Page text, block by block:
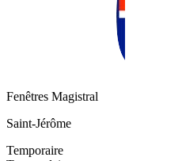
Fenêtres Magistral
Saint-Jérôme
Temporaire